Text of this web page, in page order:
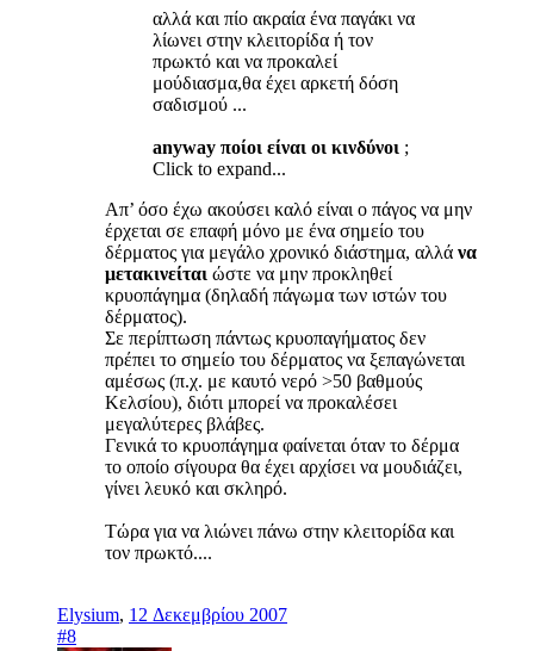
αλλά και πίο ακραία ένα παγάκι να
λίωνει στην κλειτορίδα ή τον
πρωκτό και να προκαλεί
μούδιασμα,θα έχει αρκετή δόση
σαδισμού ...
anyway ποίοι είναι οι κινδύνοι ;
Click to expand...
Απ’ όσο έχω ακούσει καλό είναι ο πάγος να μην
έρχεται σε επαφή μόνο με ένα σημείο του
δέρματος για μεγάλο χρονικό διάστημα, αλλά να
μετακινείται ώστε να μην προκληθεί
κρυοπάγημα (δηλαδή πάγωμα των ιστών του
δέρματος).
Σε περίπτωση πάντως κρυοπαγήματος δεν
πρέπει το σημείο του δέρματος να ξεπαγώνεται
αμέσως (π.χ. με καυτό νερό >50 βαθμούς
Κελσίου), διότι μπορεί να προκαλέσει
μεγαλύτερες βλάβες.
Γενικά το κρυοπάγημα φαίνεται όταν το δέρμα
το οποίο σίγουρα θα έχει αρχίσει να μουδιάζει,
γίνει λευκό και σκληρό.
Τώρα για να λιώνει πάνω στην κλειτορίδα και
τον πρωκτό....
Elysium, 12 Δεκεμβρίου 2007
#8